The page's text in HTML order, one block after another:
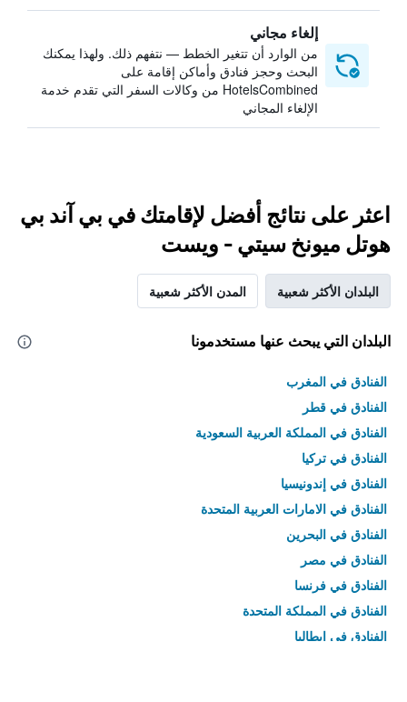
إلغاء مجاني
من الوارد أن تتغير الخطط — نتفهم ذلك. ولهذا يمكنك
البحث وحجز فنادق وأماكن إقامة على
HotelsCombined من وكالات السفر التي تقدم خدمة
الإلغاء المجاني
اعثر على نتائج أفضل لإقامتك في بي آند بي
هوتل ميونخ سيتي - ويست
البلدان الأكثر شعبية المدن الأكثر شعبية
البلدان التي يبحث عنها مستخدمونا
الفنادق في المغرب
الفنادق في قطر
الفنادق في المملكة العربية السعودية
الفنادق في تركيا
الفنادق في إندونيسيا
الفنادق في الامارات العربية المتحدة
الفنادق في البحرين
الفنادق في مصر
الفنادق في فرنسا
الفنادق في المملكة المتحدة
الفنادق في إيطاليا